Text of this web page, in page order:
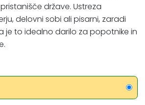
države. Ustreza
delovni sobi ali pisarni, zaradi
je to idealno darilo za popotnike in